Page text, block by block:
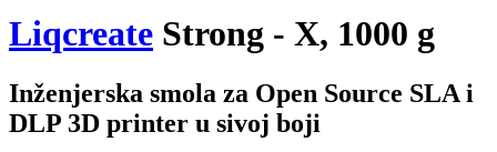
Liqcreate Strong - X, 1000 g
Inženjerska smola za Open Source SLA i
DLP 3D printer u sivoj boji